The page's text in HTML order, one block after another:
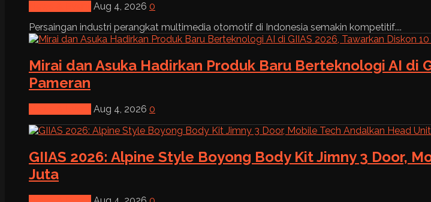
Aug 4, 2026 0
Persaingan industri perangkat multimedia otomotif di Indonesia semakin kompetitif....
Mirai dan Asuka Hadirkan Produk Baru Berteknologi AI di
Pameran
Aug 4, 2026 0
GIIAS 2026: Alpine Style Boyong Body Kit Jimny 3 Door,
Juta